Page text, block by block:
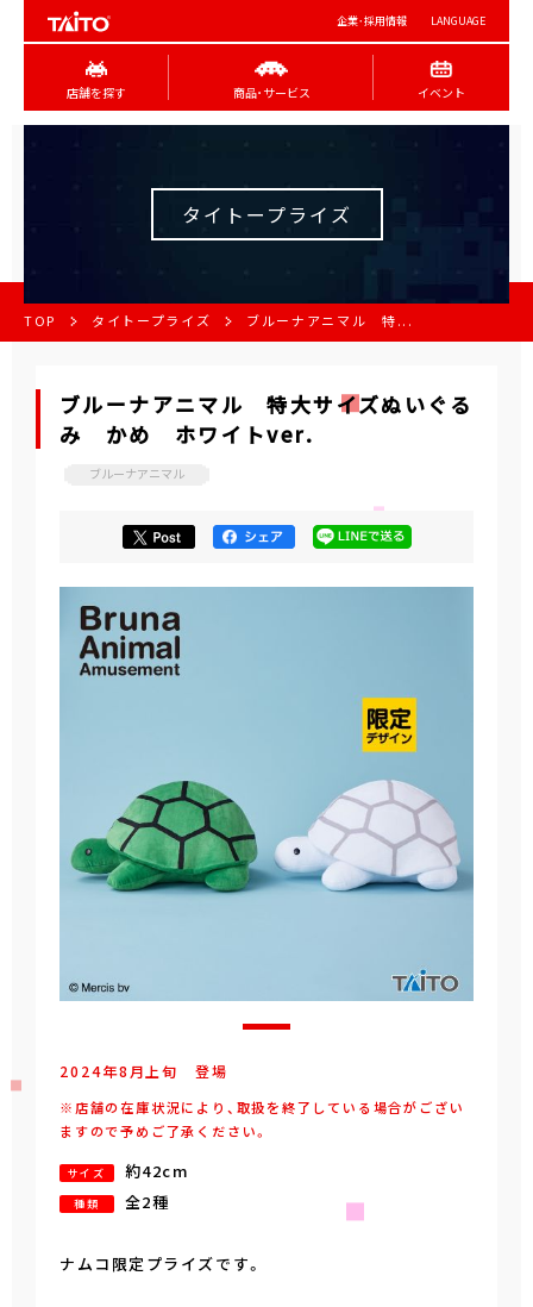
企業･採用情報 LANGUAGE
店舗を探す 商品･サービス イベント
タイトープライズ
TOP タイトープライズ ブルーナアニマル 特...
ブルーナアニマル 特大サイズぬいぐる
み かめ ホワイトver.
ブルーナアニマル
2024年8 月 上旬 登場
※店舗の在庫状況により、取扱を終了している場合がござい
ますので予めご了承ください。
サイズ 約42cm
種類 全2種
ナムコ限定プライズです。